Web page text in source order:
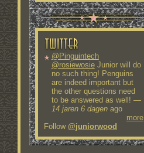
@Pinguintech
@rosiewosieJunior will do
no such thing! Penguins
are indeed important but
the other questions need
to be answered as well! —
14 jaren 6 dagenago
more
Follow @juniorwood